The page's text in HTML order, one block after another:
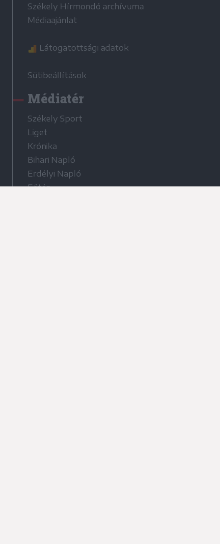
Székely Hírmondó archívuma
Médiaajánlat
Látogatottsági adatok
Sütibeállítások
Médiatér
Székely Sport
Liget
Krónika
Bihari Napló
Erdélyi Napló
Főtér